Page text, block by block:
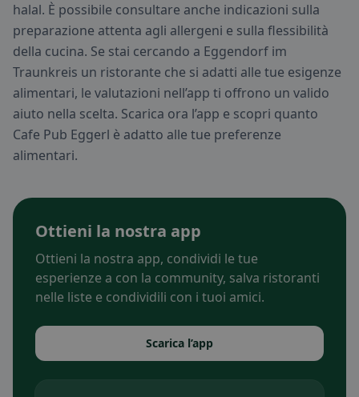
halal. È possibile consultare anche indicazioni sulla
preparazione attenta agli allergeni e sulla flessibilità
della cucina. Se stai cercando a Eggendorf im
Traunkreis un ristorante che si adatti alle tue esigenze
alimentari, le valutazioni nell’app ti offrono un valido
aiuto nella scelta. Scarica ora l’app e scopri quanto
Cafe Pub Eggerl è adatto alle tue preferenze
alimentari.
Ottieni la nostra app
Ottieni la nostra app, condividi le tue
esperienze a con la community, salva ristoranti
nelle liste e condividili con i tuoi amici.
Scarica l’app